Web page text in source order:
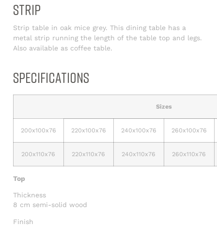
STRIP
Strip table in oak mice grey. This dining table has a
metal strip running the length of the table top and legs.
Also available as coffee table.
SPECIFICATIONS
Sizes
200x100x76 220x100x76 240x100x76 260x100x76
200x110x76 220x110x76 240x110x76 260x110x76
Top
Thickness
8 cm semi-solid wood
Finish